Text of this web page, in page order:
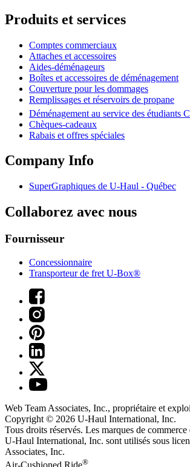
Produits et services
Comptes commerciaux
Attaches et accessoires
Aides-déménageurs
Boîtes et accessoires de déménagement
Couverture pour les dommages
Remplissages et réservoirs de propane
Déménagement au service des étudiants
Chèques-cadeaux
Rabais et offres spéciales
Company Info
SuperGraphiques de U-Haul - Québec
Collaborez avec nous
Fournisseur
Concessionnaire
Transporteur de fret U-Box®
Web Team Associates, Inc., propriétaire et
Copyright © 2026 U-Haul International, Inc.
Tous droits réservés. Les marques de
U-Haul International, Inc. sont utilisés sous
Associates, Inc.
®